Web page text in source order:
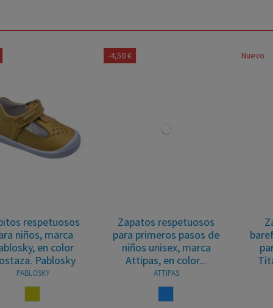
Zapatos respetuosos
para primeros pasos de
niños unisex, marca
Attipas, en color...
ATTIPAS
Zapatos de piel
barefoot respetuosos
para niños, marca
Titanitos, en color
marino....